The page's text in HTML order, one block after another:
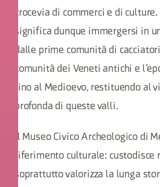
crocevia di commerci e di
significa dunque immergersi in
dalle prime comunità di
comunità dei Veneti antichi e
fino al Medioevo, restituendo al
profonda di queste valli.
Il Museo Civico Archeologico di
riferimento culturale: custodisce
soprattutto valorizza la lunga